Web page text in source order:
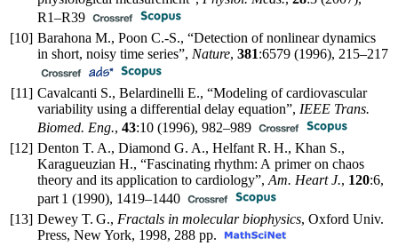
R1–R39
[10] Barahona M., Poon C.-S., “Detection of nonlinear dynamics
in short, noisy time series”, Nature, 381:6579 (1996), 215–217
[11] Cavalcanti S., Belardinelli E., “Modeling of cardiovascular
variability using a differential delay equation”, IEEE Trans.
Biomed. Eng., 43:10 (1996), 982–989
[12] Denton T. A., Diamond G. A., Helfant R. H., Khan S.,
Karagueuzian H., “Fascinating rhythm: A primer on chaos
theory and its application to cardiology”, Am. Heart J., 120:6,
part 1 (1990), 1419–1440
[13] Dewey T. G., Fractals in molecular biophysics, Oxford Univ.
Press, New York, 1998, 288 pp.